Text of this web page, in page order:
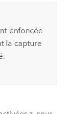
enfoncée
la capture